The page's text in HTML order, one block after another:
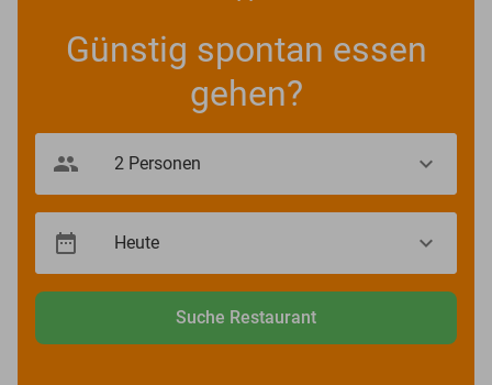
Günstig spontan essen
gehen?
Suche Restaurant